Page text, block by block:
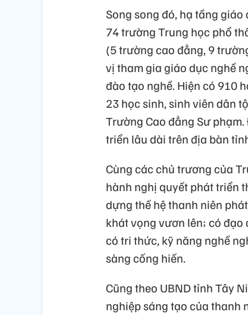
Song song đó, hạ tầng
74 trường Trung học phổ
(5 trường cao đẳng, 9
vị tham gia giáo dục nghề
đào tạo nghề. Hiện có 910
23 học sinh, sinh viên dân
Trường Cao đẳng Sư
triển lâu dài trên địa bàn
Cùng các chủ trương của
hành nghị quyết phát triển
dựng thế hệ thanh niên
khát vọng vươn lên; có đạo
có tri thức, kỹ năng nghề
sàng cống hiến.
Cũng theo UBND tỉnh Tây
nghiệp sáng tạo của thanh